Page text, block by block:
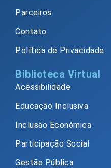
Parceiros
Contato
Política de Privacidade
Biblioteca Virtual
Acessibilidade
Educação Inclusiva
Inclusão Econômica
Participação Social
Gestão Pública